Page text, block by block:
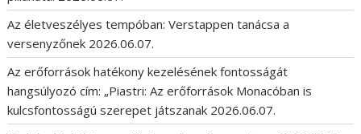
Az életveszélyes tempóban: Verstappen tanácsa a
versenyzőnek 2026.06.07.
Az erőforrások hatékony kezelésének fontosságát
hangsúlyozó cím: „Piastri: Az erőforrások Monacóban is
kulcsfontosságú szerepet játszanak 2026.06.07.